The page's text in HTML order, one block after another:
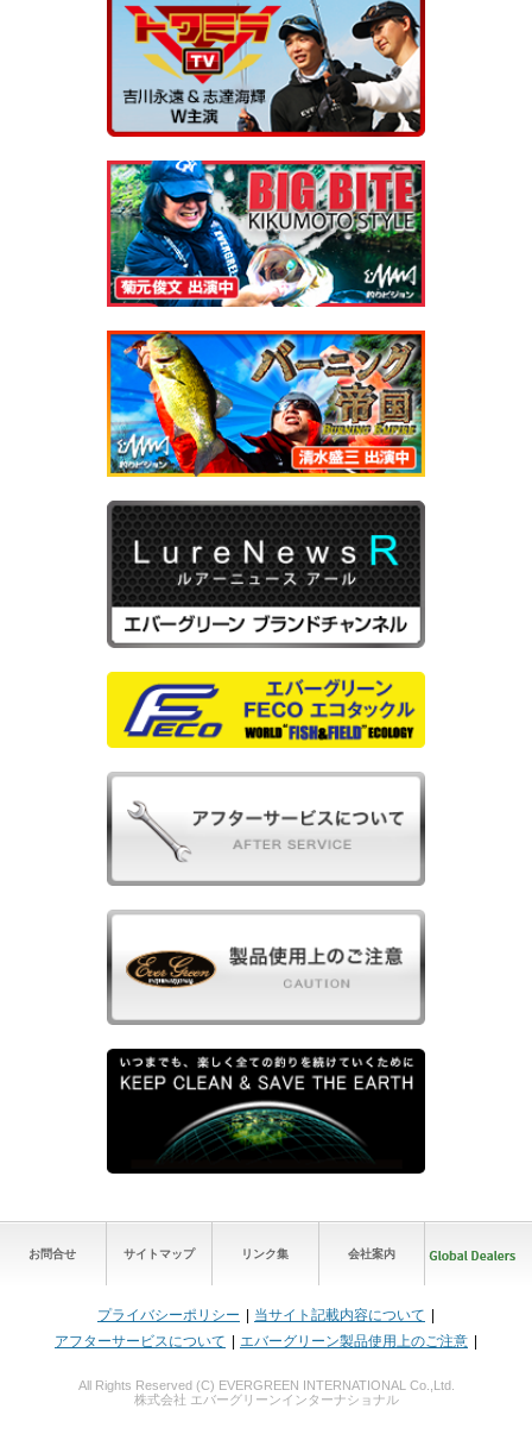
お問合せ サイトマップ リンク集 会社案内
プライバシーポリシー
当サイト記載内容について
アフターサービスについて
エバーグリーン製品使用上のご注意
All Rights Reserved (C) EVERGREEN INTERNATIONAL Co.,Ltd.
株式会社 エバーグリーンインターナショナル